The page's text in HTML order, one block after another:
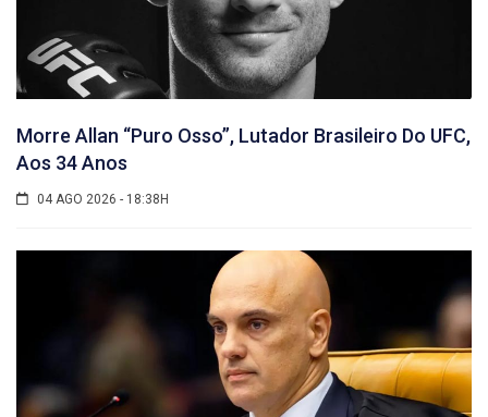
Morre Allan “Puro Osso”, Lutador Brasileiro Do UFC,
Aos 34 Anos
04 AGO 2026 - 18:38H